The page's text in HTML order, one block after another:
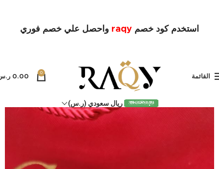
استخدم كود خصم raqy واحصل علي خصم فوري
القائمة
0
0.00
ريال سعودي (ر.س)